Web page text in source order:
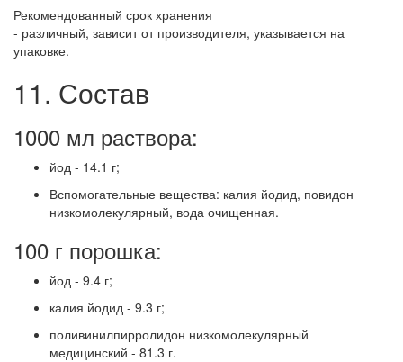
Рекомендованный срок хранения
- различный, зависит от производителя, указывается на
упаковке.
11. Состав
1000 мл раствора:
йод - 14.1 г;
Вспомогательные вещества: калия йодид, повидон
низкомолекулярный, вода очищенная.
100 г порошка:
йод - 9.4 г;
калия йодид - 9.3 г;
поливинилпирролидон низкомолекулярный
медицинский - 81.3 г.